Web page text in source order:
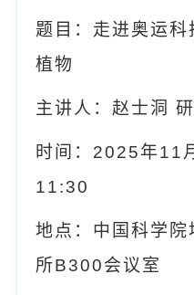
题目：走进奥运科
植物
主讲人：赵士洞
时间： 2025年11
11:30
地点 ： 中国科学院
所B300会议室